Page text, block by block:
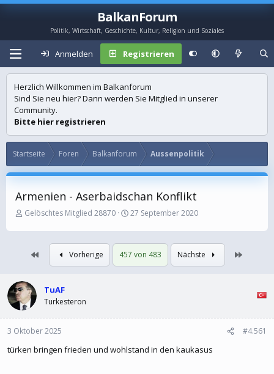
BalkanForum
Politik, Wirtschaft, Geschichte, Kultur, Religion und Soziales
Anmelden Registrieren
Herzlich Willkommen im Balkanforum
Sind Sie neu hier? Dann werden Sie Mitglied in unserer
Community.
Bitte hier registrieren
Startseite Foren Balkanforum Aussenpolitik
Armenien - Aserbaidschan Konflikt
E
s
e
r
Gelöschtes Mitglied 28870
E
s
t
e
l
27 September 2020
Vorherige 457 von 483 Nächste
TuAF
Turkesteron
3 Oktober 2025 #4.561
türken bringen frieden und wohlstand in den kaukasus